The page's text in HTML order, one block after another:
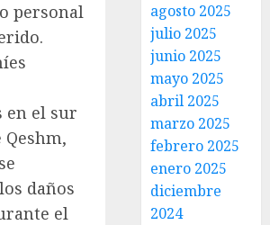
personal
en el sur
Qeshm,
daños
el
agosto 2025
julio 2025
junio 2025
mayo 2025
abril 2025
marzo 2025
febrero 2025
enero 2025
diciembre
2024